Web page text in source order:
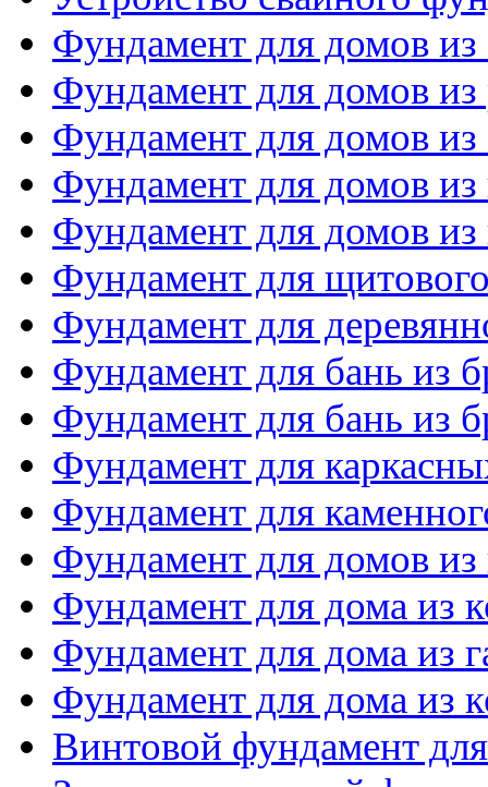
Фундамент для домов из
Фундамент для домов из
Фундамент для домов
Фундамент для домов
Фундамент для домов из
Фундамент для
Фундамент для
Фундамент для бань из
Фундамент для бань из
Фундамент для
Фундамент для
Фундамент для домов из
Фундамент для дома из
Фундамент для дома из
Фундамент для дома из
Винтовой фундамент для